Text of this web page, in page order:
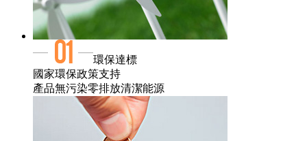
環保達標
國家環保政策支持
產品無污染零排放清潔能源